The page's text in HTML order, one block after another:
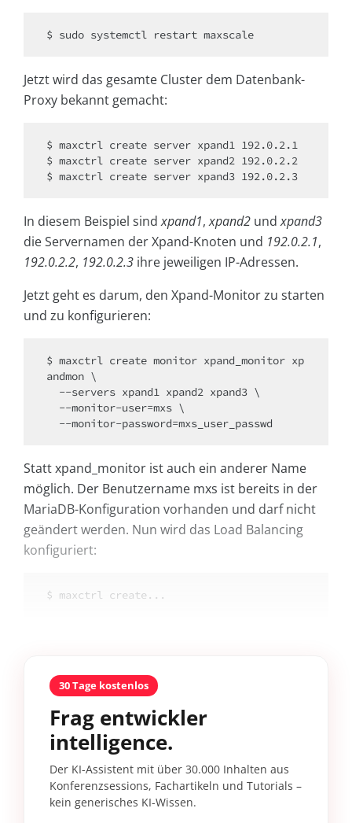
$ sudo systemctl restart maxscale
Jetzt wird das gesamte Cluster dem Datenbank-
Proxy bekannt gemacht:
$ maxctrl create server xpand1 192.0.2.1
$ maxctrl create server xpand2 192.0.2.2
$ maxctrl create server xpand3 192.0.2.3
In diesem Beispiel sindxpand1,xpand2 undxpand3
die Servernamen der Xpand-Knoten und 192.0.2.1,
192.0.2.2, 192.0.2.3 ihre jeweiligen IP-Adressen.
Jetzt geht es darum, den Xpand-Monitor zu starten
und zu konfigurieren:
$ maxctrl create monitor xpand_monitor xp
andmon \
  --monitor-password=mxs_user_passwd
Statt xpand_monitor ist auch ein anderer Name
möglich. Der Benutzername mxs ist bereits in der
MariaDB-Konfiguration vorhanden und darf nicht
geändert werden. Nun wird das Load Balancing
konfiguriert:
$ maxctrl create...
30 Tage kostenlos
Frag entwickler
intelligence.
Der KI-Assistent mit über 30.000 Inhalten aus
Konferenzsessions, Fachartikeln und Tutorials –
kein generisches KI-Wissen.